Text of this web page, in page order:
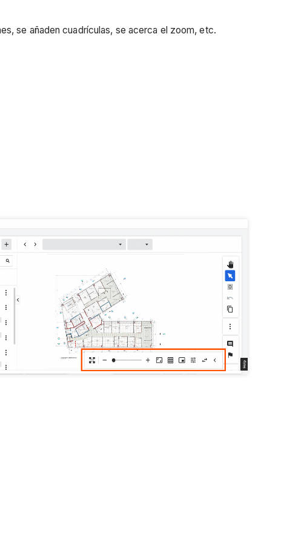
se añaden cuadrículas, se acerca el zoom, etc.